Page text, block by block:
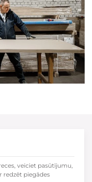
veiciet pasūtījumu,
piegādes